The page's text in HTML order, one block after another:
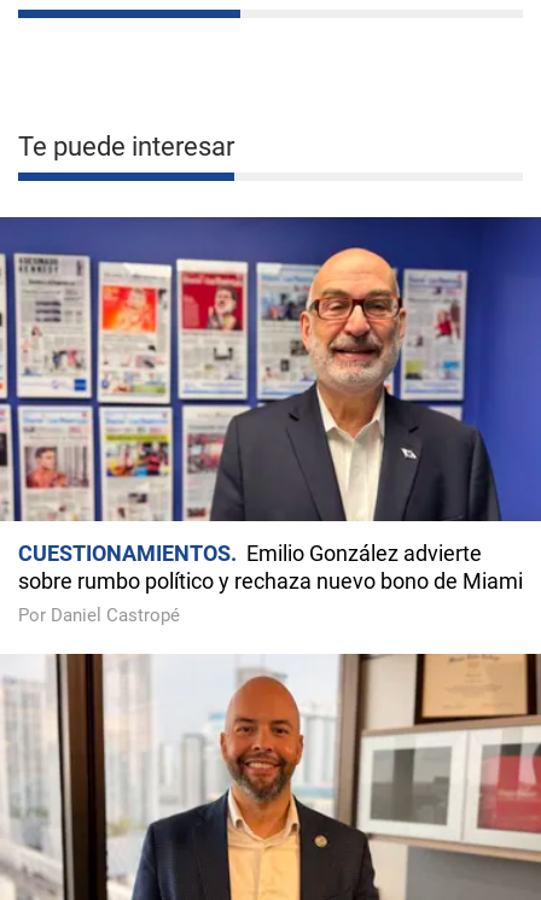
Te puede interesar
CUESTIONAMIENTOS
Emilio González advierte
sobre rumbo político y rechaza nuevo bono de Miami
Por Daniel Castropé